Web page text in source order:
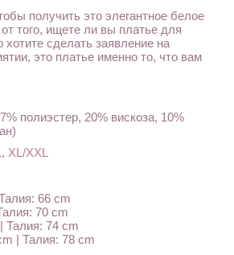
получить это элегантное белое
того, ищете ли вы платье для
хотите сделать заявление на
это платье именно то, что вам
полиэстер, 20% вискоза, 10%
XL/XXL
66 cm
70 cm
Талия: 74 cm
| Талия: 78 cm